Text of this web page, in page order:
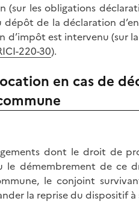
(sur les obligations
de la déclaration
est intervenu (sur
220-30).
en cas de
dont le droit de
démembrement de ce
le conjoint
la reprise du dispositif